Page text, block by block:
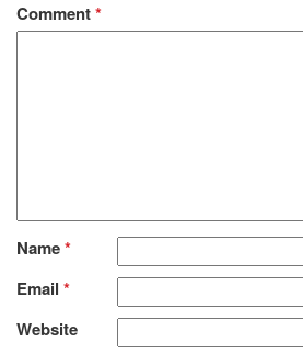
Comment*
Name*
Email *
Website